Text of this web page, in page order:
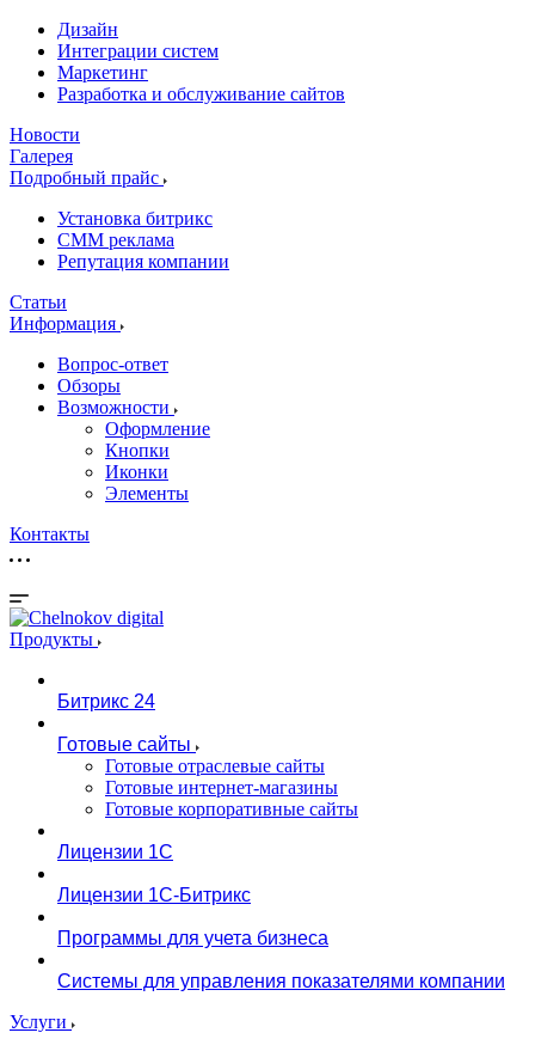
Дизайн
Интеграции систем
Маркетинг
Разработка и обслуживание сайтов
Новости
Галерея
Подробный прайс
Установка битрикс
CMM реклама
Репутация компании
Статьи
Информация
Вопрос-ответ
Обзоры
Возможности
Оформление
Кнопки
Иконки
Элементы
Контакты
Продукты
Битрикс 24
Готовые сайты
Готовые отраслевые сайты
Готовые интернет-магазины
Готовые корпоративные сайты
Лицензии 1С
Лицензии 1С-Битрикс
Программы для учета бизнеса
Системы для управления показателями компании
Услуги